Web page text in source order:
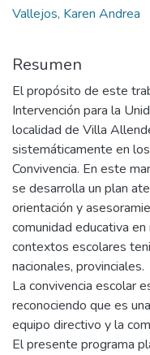
Vallejos, Karen Andrea
Resumen
El propósito de este
Intervención para la
localidad de Villa
sistemáticamente en
Convivencia. En este
se desarrolla un plan
orientación y
comunidad educativa
contextos escolares
nacionales, provinciales.
La convivencia escolar
reconociendo que es
equipo directivo y la
El presente programa